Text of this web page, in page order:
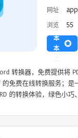
网址
浏览 55
添
到
本
本
主
页
转换器，免费提供将
的免费在线转换服务；
的转换体验，绿色小巧